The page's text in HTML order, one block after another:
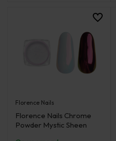
Florence Nails
Florence Nails Chrome
Powder Mystic Sheen